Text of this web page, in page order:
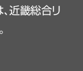
近畿総合リ